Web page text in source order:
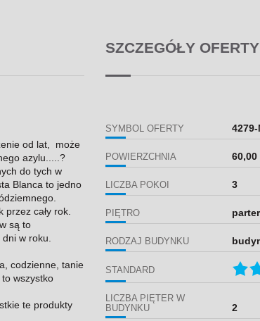
od lat, może
azylu.....?
do tych w
Blanca to jedno
cały rok.
są to
w roku.
codzienne, tanie
wszystko
te produkty
SZCZEGÓŁY OFERTY
SYMBOL OFERTY
POWIERZCHNIA 60,00
LICZBA POKOI 3
PIĘTRO parter
RODZAJ BUDYNKU
STANDARD
LICZBA PIĘTER W
BUDYNKU
2